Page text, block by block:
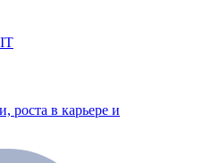
роста в карьере и